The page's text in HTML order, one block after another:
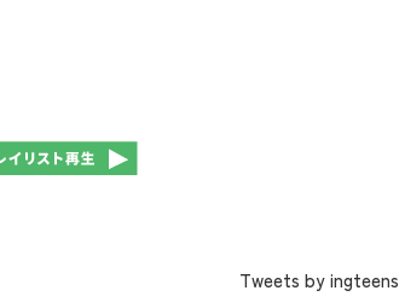
Tweets by ingteens